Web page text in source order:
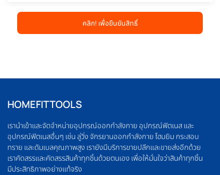
คลิก! เพื่อยืนยันสิทธิ์
HOMEFITTOOLS
เรานำเข้าและจัดจำหน่ายอุปกรณ์ออกกำลังกาย อุปกรณ์ฟิตเนส และ
อุปกรณ์ฟิตเนสอื่นๆ เช่น ลู่วิ่ง จักรยานออกกำลังกาย โฮมยิม กระสอบ
ทราย และดัมเบลคุณภาพสูง เรายังมีบริการขายปลีกและขายส่งอีกด้วย
เราคัดสรรและคัดสรรสินค้าทุกชิ้นด้วยตนเอง เพื่อให้มั่นใจว่าสินค้าทุกชิ้น
มีประสิทธิภาพอย่างแท้จริง